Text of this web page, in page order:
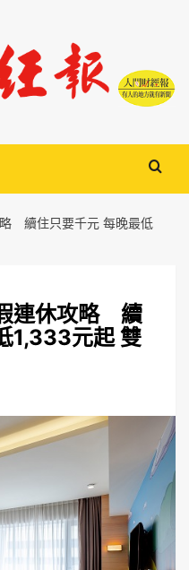
續住只要千元 每晚最低
連休攻略 續
1,333元起 雙